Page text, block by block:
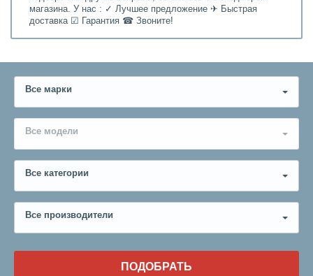
магазина. У нас : ✓ Лучшее предложение ✈ Быстрая
доставка ☑ Гарантия ☎ Звоните!
Все марки
Все модели
Все категории
Все производители
ПОДОБРАТЬ